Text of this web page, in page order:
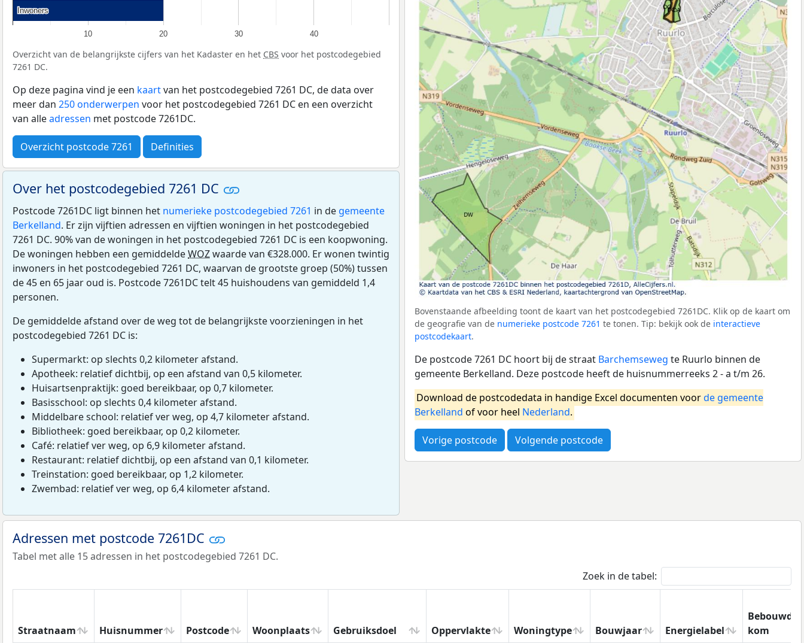
10 20 30 40
Inwoners
Inwoners
Overzicht van de belangrijkste cijfers van het Kadaster en het CBS voor het postcodegebied
7261 DC.
Op deze pagina vind je een kaartvan het postcodegebied 7261 DC, de data over
meer dan 250 onderwerpen voor het postcodegebied 7261 DC en een overzicht
van alleadressen met postcode 7261DC.
Overzicht postcode 7261 Definities
Over het postcodegebied 7261 DC
Postcode 7261DC ligt binnen het numerieke postcodegebied 7261 in de gemeente
Berkelland. Er zijn vijftien adressen en vijftien woningen in het postcodegebied
7261 DC. 90% van de woningen in het postcodegebied 7261 DC is een koopwoning.
De woningen hebben een gemiddeldeWOZwaarde van €328.000. Er wonen twintig
inwoners in het postcodegebied 7261 DC, waarvan de grootste groep (50%) tussen
de 45 en 65 jaar oud is. Postcode 7261DC telt 45 huishoudens van gemiddeld 1,4
personen.
De gemiddelde afstand over de weg tot de belangrijkste voorzieningen in het
postcodegebied 7261 DC is:
Supermarkt: op slechts 0,2 kilometer afstand.
Apotheek: relatief dichtbij, op een afstand van 0,5 kilometer.
Huisartsenpraktijk: goed bereikbaar, op 0,7 kilometer.
Basisschool: op slechts 0,4 kilometer afstand.
Middelbare school: relatief ver weg, op 4,7 kilometer afstand.
Bibliotheek: goed bereikbaar, op 0,2 kilometer.
Café: relatief ver weg, op 6,9 kilometer afstand.
Restaurant: relatief dichtbij, op een afstand van 0,1 kilometer.
Treinstation: goed bereikbaar, op 1,2 kilometer.
Zwembad: relatief ver weg, op 6,4 kilometer afstand.
Bovenstaande afbeelding toont de kaart van het postcodegebied 7261DC. Klik op de kaart om
de geografie van de numerieke postcode 7261 te tonen. Tip: bekijk ook de interactieve
postcodekaart.
De postcode 7261 DC hoort bij de straat Barchemseweg te Ruurlo binnen de
gemeente Berkelland. Deze postcode heeft de huisnummerreeks 2 - a t/m 26.
Download de postcodedata in handige Excel documenten voorde gemeente
Berkelland of voor heel Nederland.
Vorige postcode Volgende postcode
Adressen met postcode 7261DC
Tabel met alle 15 adressen in het postcodegebied 7261 DC.
Zoek in de tabel:
Straatnaam Huisnummer Postcode Woonplaats Gebruiksdoel Oppervlakte Woningtype Bouwjaar Energielabel
Bebouwde
kom